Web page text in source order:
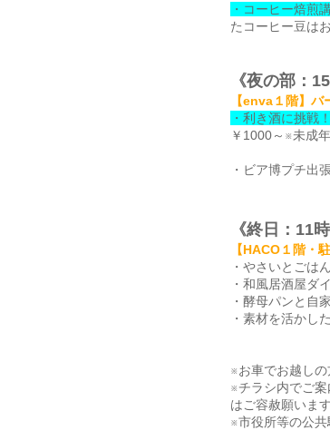
・コーヒー焙煎
たコーヒー豆は
《夜の部：
【enva１階】 バ
・利き酒に挑戦！
￥1000～※未成
・ビア博プチ出張
《終日：11
【HACO１階・
・やさいとごはん
・和風居酒屋ダ
・酵母パンと自
・素材を活かし
※お車でお越しの
※チラシ内でご
はご容赦願います
※市役所等の公